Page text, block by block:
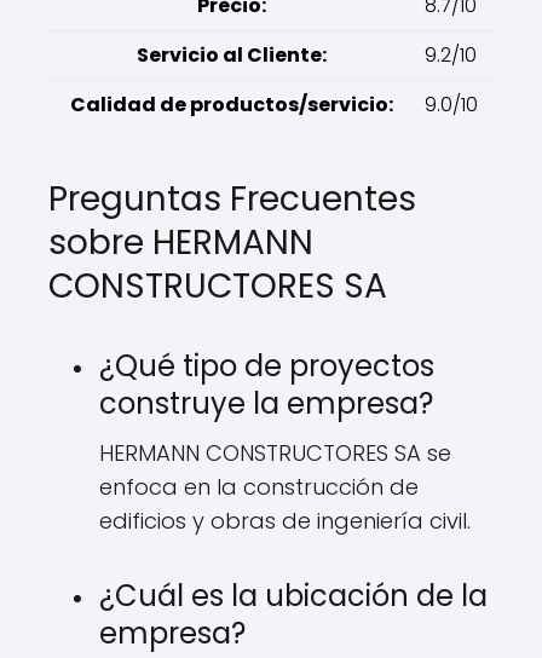
Servicio al Cliente:
9.2/10
Calidad de productos/servicio:
9.0/10
Preguntas Frecuentes
sobre HERMANN
CONSTRUCTORES SA
¿Qué tipo de proyectos
construye la empresa?
HERMANN CONSTRUCTORES SA se
enfoca en la construcción de
edificios y obras de ingeniería civil.
¿Cuál es la ubicación de la
empresa?